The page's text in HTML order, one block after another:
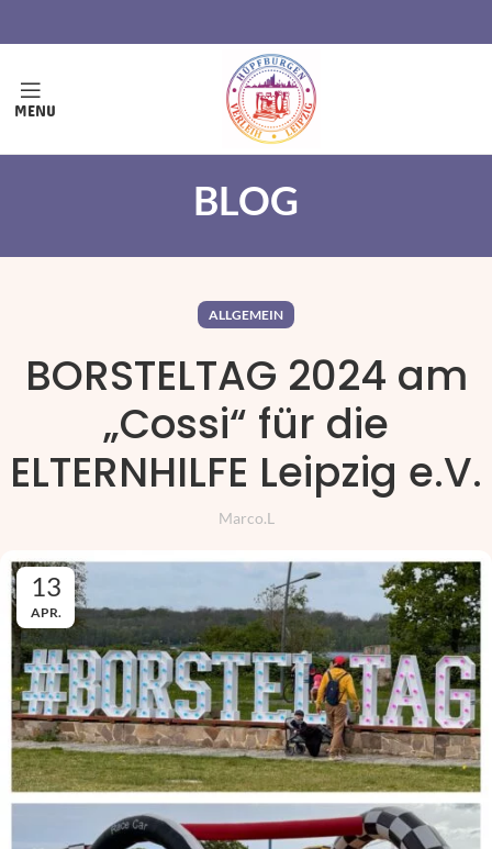
MENU
BLOG
ALLGEMEIN
BORSTELTAG 2024 am
„Cossi“ für die
ELTERNHILFE Leipzig e.V.
Marco.L
13
APR.